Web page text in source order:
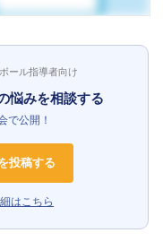
ール指導者向け
悩みを相談する
で公開！
投稿する
はこちら